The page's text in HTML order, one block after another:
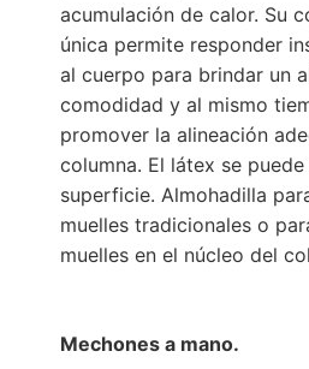
acumulación de calor. Su
única permite responder
al cuerpo para brindar un
comodidad y al mismo
promover la alineación
columna. El látex se
superficie. Almohadilla
muelles tradicionales o
muelles en el núcleo del
Mechones a mano.